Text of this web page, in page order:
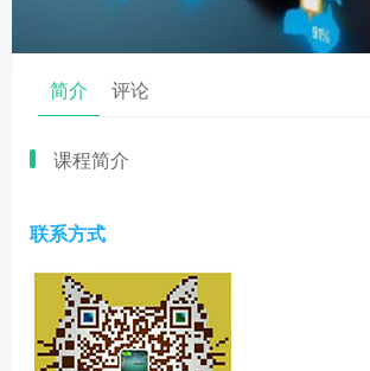
简介 评论
课程简介
联系方式